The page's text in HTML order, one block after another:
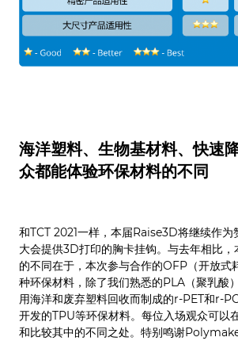
海洋塑料、生物基材料、快速
众都能体验环保材料的不同
和TCT 2021一样，本届Raise3D将继续作为
大会提供3D打印的胸卡挂钩。与去年相比，
的不同在于，本次参与合作的OFP（开放式
种环保材料，除了我们熟悉的PLA（聚乳酸
用海洋和废弃塑料回收而制成的r-PET和r-
开发的TPU等环保材料。每位入场观众可以
和比较其中的不同之处。特别鸣谢